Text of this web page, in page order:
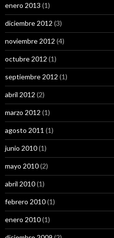
enero 2013 (1)
diciembre 2012 (3)
noviembre 2012 (4)
octubre 2012 (1)
septiembre 2012 (1)
abril 2012 (2)
marzo 2012 (1)
agosto 2011 (1)
junio 2010(1)
mayo 2010(2)
abril 2010(1)
febrero 2010(1)
enero 2010(1)